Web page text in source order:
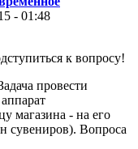
- 01:48
к вопросу!
провести
магазина - на его
сувениров). Вопроса